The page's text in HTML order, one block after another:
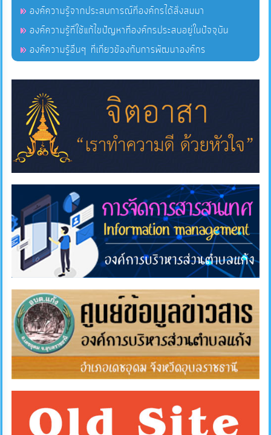
การ
ดำเนิน
งาน
การ
ให้
บริการ
แผนการ
ใช้
จ่าย
งบ
ประมาณ
ประจำ
ปี
การ
บริหาร
และ
พัฒนา
ทรัพยากร
การ
องค์ความรู้จากประสบการณ์ที่องค์กรได้สั่งสมมา
องค์ความรู้ที่ใช้แก้ไขปัญหาที่องค์กรประสบอยู่ในปัจจุบัน
องค์ความรู้อื่นๆ ที่เกี่ยวข้องกับการพัฒนาองค์กร